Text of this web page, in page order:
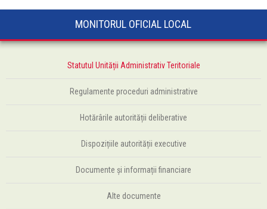
MONITORUL OFICIAL LOCAL
Statutul Unității Administrativ Teritoriale
Regulamente proceduri administrative
Hotărârile autorității deliberative
Dispozițiile autorității executive
Documente și informații financiare
Alte documente